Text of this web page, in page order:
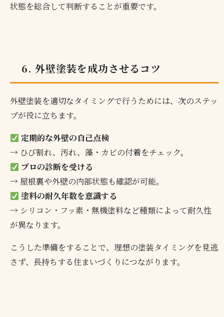
状態を総合して判断することが重要です。
6. 外壁塗装を成功させるコツ
外壁塗装を適切なタイミングで行うためには、次のステッ
プが役に立ちます。
定期的な外壁の自己点検
→ ひび割れ、汚れ、藻・カビの付着をチェック。
プロの診断を受ける
→ 屋根裏や外壁の内部状態も確認が可能。
塗料の耐久年数を意識する
→ シリコン・フッ素・無機塗料など種類によって耐久性
が異なります。
こうした準備をすることで、理想の塗装タイミングを見逃
さず、長持ちする住まいづくりにつながります。